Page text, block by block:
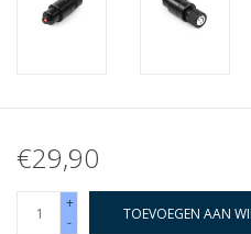
Cadeaubonnen
€29,90
+
-
TOEVOEGEN AAN